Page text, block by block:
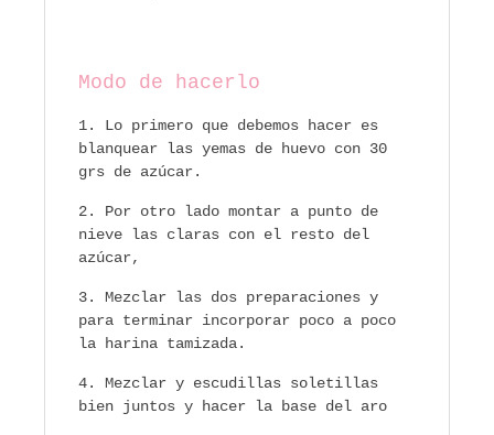
Modo de hacerlo
Lo primero que debemos hacer es
blanquear las yemas de huevo con 30
grs de azúcar.
Por otro lado montar a punto de
nieve las claras con el resto del
azúcar,
Mezclar las dos preparaciones y
para terminar incorporar poco a poco
la harina tamizada.
Mezclar y escudillas soletillas
bien juntos y hacer la base del aro